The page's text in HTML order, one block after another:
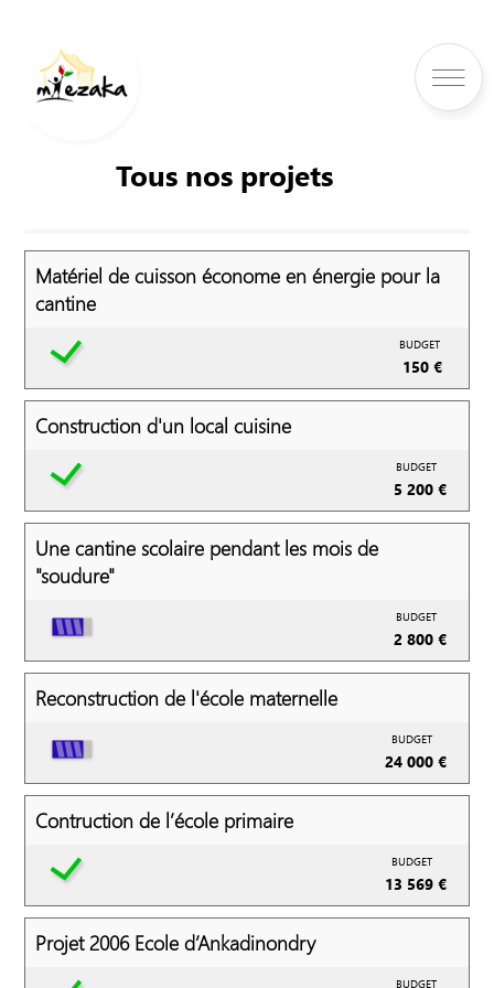
Tous nos projets
Matériel de cuisson économe en énergie pour la
cantine
BUDGET
150 €
Construction d'un local cuisine
BUDGET
5 200 €
Une cantine scolaire pendant les mois de
"soudure"
BUDGET
2 800 €
Reconstruction de l'école maternelle
BUDGET
24 000 €
Contruction de l’école primaire
BUDGET
13 569 €
Projet 2006 Ecole d’Ankadinondry
BUDGET